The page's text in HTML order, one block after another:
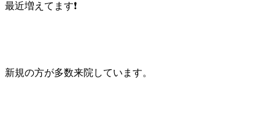
最近増えてます❗
新規の方が多数来院しています。